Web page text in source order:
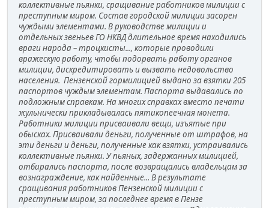
коллективные пьянки, сращивание работников милиции с
преступным миром. Состав городской милиции засорен
чуждыми элементами. В руководстве милиции и
отдельных звеньев ГО НКВД длительное время находились
враги народа – троцкисты..., которые проводили
вражескую работу, чтобы подорвать работу органов
милиции, дискредитировать и вызвать недовольство
населения. Пензенской гормилицией выдано за взятки 205
паспортов чуждым элементам. Паспорта выдавались по
подложным справкам. На многих справках вместо печати
жульнически прикладывалась пятикопеечная монета.
Работники милиции присваивали вещи, изъятые при
обысках. Присваивали деньги, полученные от штрафов, на
эти деньги и деньги, полученные как взятки, устраивались
коллективные пьянки. У пьяных, задержанных милицией,
отбирались паспорта, после возвращались владельцам за
вознаграждение, как найденные... В результате
сращивания работников Пензенской милиции с
преступным миром, за последнее время в Пензе